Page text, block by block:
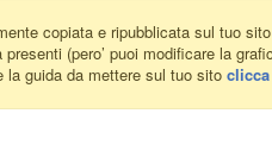
copiata e ripubblicata sul tuo
(pero’ puoi modificare la
la guida da mettere sul tuo sito